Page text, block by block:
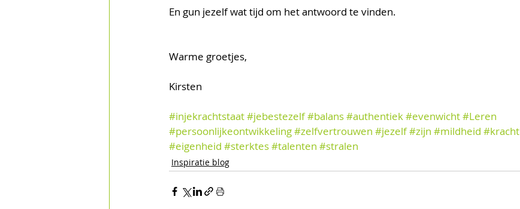
En gun jezelf wat tijd om het antwoord te vinden.
Warme groetjes,
Kirsten
#injekrachtstaat#jebestezelf#balans#authentiek#evenwicht#Leren
#persoonlijkeontwikkeling#zelfvertrouwen #jezelf#zijn #mildheid #kracht
#eigenheid #sterktes#talenten #stralen
Inspiratie blog